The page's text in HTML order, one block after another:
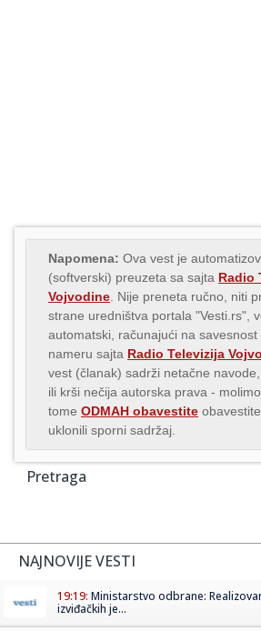
Napomena: Ova vest je
(softverski) preuzeta sa sajta Radio
Vojvodine . Nije preneta ručno, niti
strane uredništva portala "Vesti.rs",
automatski, računajući na savesnost
nameru sajta Radio Televizija
vest (članak) sadrži netačne navode,
ili krši nečija autorska prava -
tome ODMAH obavestite
uklonili sporni sadržaj.
Pretraga
NAJNOVIJE VESTI
19:19: Ministarstvo odbrane:
izviđačkih je...